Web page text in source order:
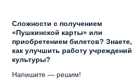
Сложности с получением
«Пушкинской карты» или
приобретением билетов? Знаете,
как улучшить работу учреждений
культуры?
Напишите — решим!